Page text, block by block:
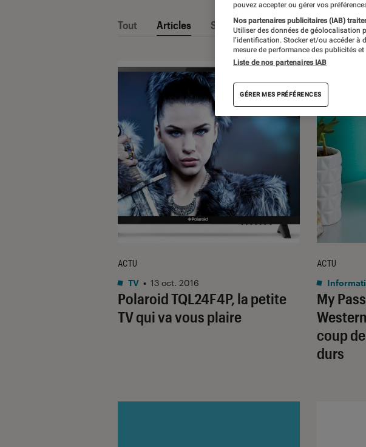
Tout Articles Sélections et guides Tests
Polaroid TQL24F4P, la petite
TV qui va vous plaire
ACTU
TV • 13 oct. 2016
My
coup
durs
ACTU
pouvez accepter ou gérer vos
Nos partenaires publicitaires (IAB)
Utiliser des données de géolocalisation
l’identification. Stocker et/ou accéder
mesure de performance des publicités
Liste de nos partenaires IAB
GÉRER MES PRÉFÉRENCES